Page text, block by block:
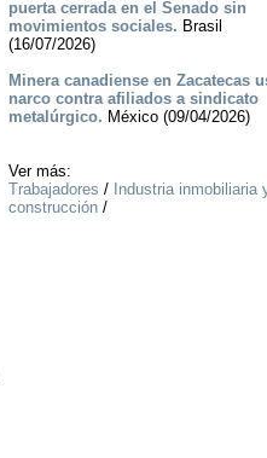
puerta cerrada en el Senado sin
movimientos sociales. Brasil
(16/07/2026)
Minera canadiense en Zacatecas
narco contra afiliados a sindicato
metalúrgico. México (09/04/2026)
Ver más:
Trabajadores / Industria inmobiliaria
construcción/